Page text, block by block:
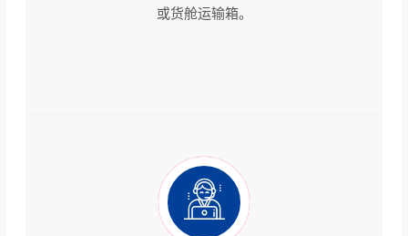
或货舱运输箱。